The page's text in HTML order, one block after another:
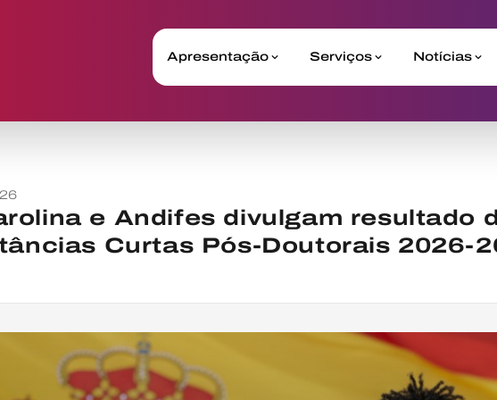
Apresentação Serviços Notícias
e Andifes divulgam resultado
Curtas Pós-Doutorais 2026-